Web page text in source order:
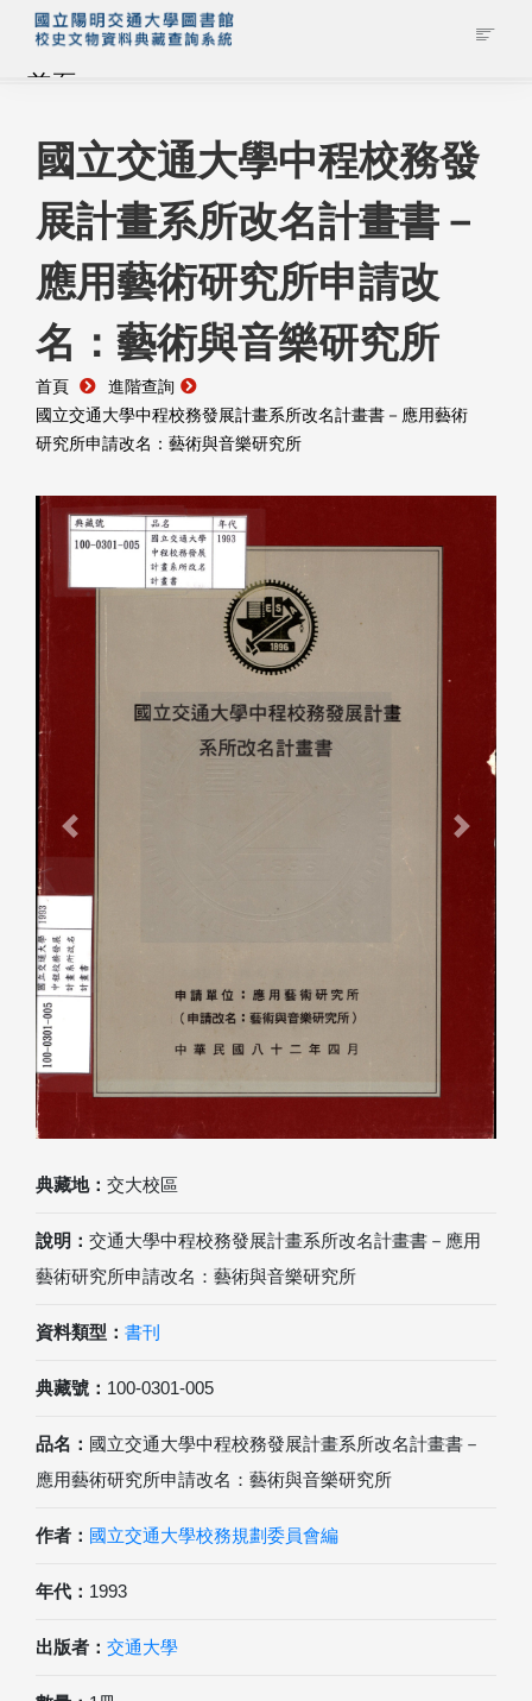
首頁
藏品查詢
校史館簡介
藏品清單全覽
資料調閱申請
管理者登入
國立交通大學中程校務發
展計畫系所改名計畫書－
應用藝術研究所申請改
名：藝術與音樂研究所
首頁
進階查詢
國立交通大學中程校務發展計畫系所改名計畫書－應用藝術
研究所申請改名：藝術與音樂研究所
典藏地： 交大校區
說明： 交通大學中程校務發展計畫系所改名計畫書－應用
藝術研究所申請改名：藝術與音樂研究所
資料類型： 書刊
典藏號： 100-0301-005
品名： 國立交通大學中程校務發展計畫系所改名計畫書－
應用藝術研究所申請改名：藝術與音樂研究所
作者： 國立交通大學校務規劃委員會編
年代： 1993
出版者： 交通大學
Previous Next